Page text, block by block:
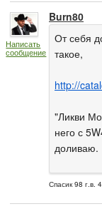
Написать
сообщение
Burn80
От себя
такое,
http://
"Ликви
него с
доливаю.
Спасик 98 г.в.